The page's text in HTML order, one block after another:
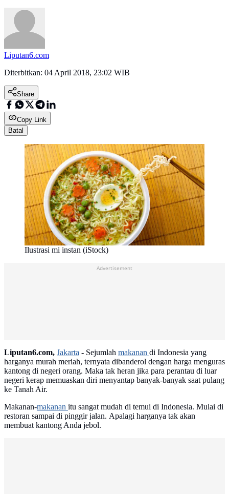
Liputan6.com
Diterbitkan: 04 April 2018, 23:02 WIB
Share
Copy Link
Batal
Ilustrasi mi instan (iStock)
Advertisement
Liputan6.com, Jakarta - Sejumlah makanan di Indonesia yang
harganya murah meriah, ternyata dibanderol dengan harga menguras
kantong di negeri orang. Maka tak heran jika para perantau di luar
negeri kerap memuaskan diri menyantap banyak-banyak saat pulang
ke Tanah Air.
Makanan-makanan itu sangat mudah di temui di Indonesia. Mulai di
restoran sampai di pinggir jalan. Apalagi harganya tak akan
membuat kantong Anda jebol.